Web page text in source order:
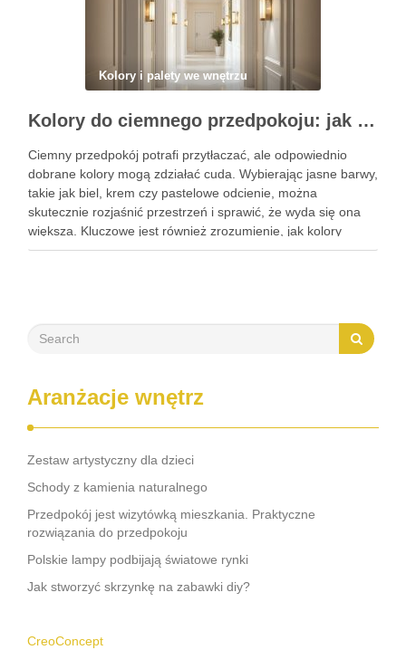
Kolory i palety we wnętrzu
Kolory do ciemnego przedpokoju: jak wybrać barwy i oświetlenie, by optycznie rozjaśnić i powiększyć przestrzeń
Ciemny przedpokój potrafi przytłaczać, ale odpowiednio
dobrane kolory mogą zdziałać cuda. Wybierając jasne barwy,
takie jak biel, krem czy pastelowe odcienie, można
skutecznie rozjaśnić przestrzeń i sprawić, że wyda się ona
większa. Kluczowe jest również zrozumienie, jak kolory
wpływają na percepcję pomieszczenia, co pozwoli na
Aranżacje wnętrz
Zestaw artystyczny dla dzieci
Schody z kamienia naturalnego
Przedpokój jest wizytówką mieszkania. Praktyczne
rozwiązania do przedpokoju
Polskie lampy podbijają światowe rynki
Jak stworzyć skrzynkę na zabawki diy?
CreoConcept